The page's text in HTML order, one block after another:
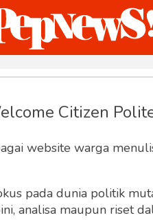
Bisnis Humaniora
Join Pepnews
Citizen
website warga
pada dunia politik
analisa maupun riset